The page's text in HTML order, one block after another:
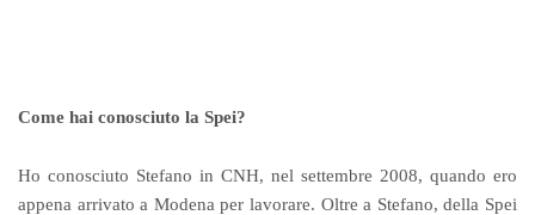
Come hai conosciuto la Spei?
Ho conosciuto Stefano in CNH, nel settembre 2008, quando ero
appena arrivato a Modena per lavorare. Oltre a Stefano, della Spei